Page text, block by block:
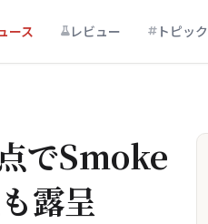
ース レビュー トピック
でSmoke
露呈